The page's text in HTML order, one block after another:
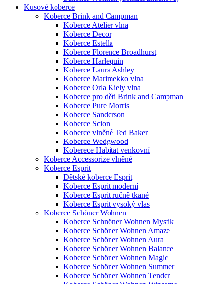
Kusové koberce
Koberce Brink and Campman
Koberce Atelier vlna
Koberce Decor
Koberce Estella
Koberce Florence Broadhurst
Koberce Harlequin
Koberce Laura Ashley
Koberce Marimekko vlna
Koberce Orla Kiely vlna
Koberce pro děti Brink and Campman
Koberce Pure Morris
Koberce Sanderson
Koberce Scion
Koberce vlněné Ted Baker
Koberce Wedgwood
Koberece Habitat venkovní
Koberce Accessorize vlněné
Koberce Esprit
Dětské koberce Esprit
Koberce Esprit moderní
Koberce Esprit ručně tkané
Koberce Esprit vysoký vlas
Koberce Schöner Wohnen
Koberce Schnöner Wohnen Mystik
Koberce Schöner Wohnen Amaze
Koberce Schöner Wohnen Aura
Koberce Schöner Wohnen Balance
Koberce Schöner Wohnen Magic
Koberce Schöner Wohnen Summer
Koberce Schöner Wohnen Tender